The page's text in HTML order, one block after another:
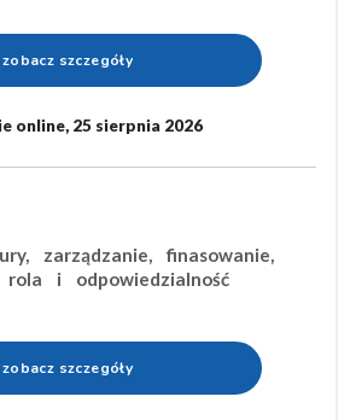
zobacz szczegóły
online, 25 sierpnia 2026
zarządzanie, finasowanie,
rola i odpowiedzialność
zobacz szczegóły